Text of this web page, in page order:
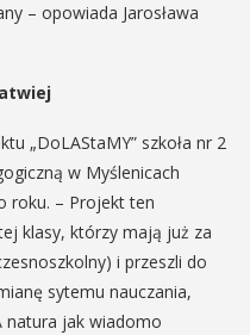
– opowiada Jarosława
„DoLAStaMY” szkoła nr 2
w Myślenicach
roku. – Projekt ten
klasy, którzy mają już za
i przeszli do
sytemu nauczania,
natura jak wiadomo